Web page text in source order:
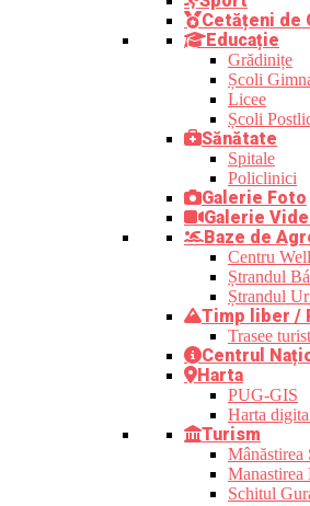
Cetățeni de
Educație
Grădinițe
Școli
Licee
Școli
Sănătate
Spitale
Policlinici
Galerie Foto
Galerie
Baze de
Centru
Ștrandul
Ștrandul
Timp liber /
Trasee
Centrul
Harta
PUG-GIS
Harta
Turism
Mânăstirea
Manastirea
Schitul